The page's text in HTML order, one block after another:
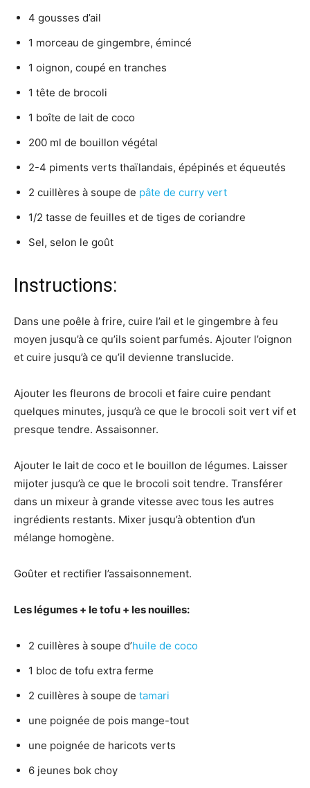
4 gousses d’ail
1 morceau de gingembre, émincé
1 oignon, coupé en tranches
1 tête de brocoli
1 boîte de lait de coco
200 ml de bouillon végétal
2-4 piments verts thaïlandais, épépinés et équeutés
2 cuillères à soupe de pâte de curry vert
1/2 tasse de feuilles et de tiges de coriandre
Sel, selon le goût
Instructions:
Dans une poêle à frire, cuire l’ail et le gingembre à feu
moyen jusqu’à ce qu’ils soient parfumés. Ajouter l’oignon
et cuire jusqu’à ce qu’il devienne translucide.
Ajouter les fleurons de brocoli et faire cuire pendant
quelques minutes, jusqu’à ce que le brocoli soit vert vif et
presque tendre. Assaisonner.
Ajouter le lait de coco et le bouillon de légumes. Laisser
mijoter jusqu’à ce que le brocoli soit tendre. Transférer
dans un mixeur à grande vitesse avec tous les autres
ingrédients restants. Mixer jusqu’à obtention d’un
mélange homogène.
Goûter et rectifier l’assaisonnement.
Les légumes + le tofu + les nouilles:
2 cuillères à soupe d’huile de coco
1 bloc de tofu extra ferme
2 cuillères à soupe de tamari
une poignée de pois mange-tout
une poignée de haricots verts
6 jeunes bok choy